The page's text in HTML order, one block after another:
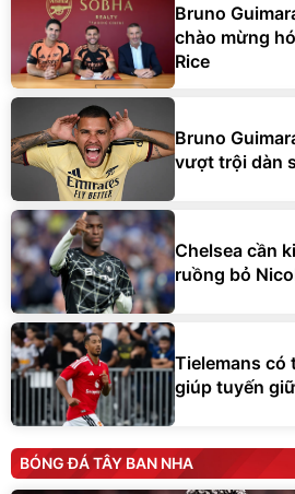
Bruno
chào mừng
Rice
Bruno
vượt trội dàn
Chelsea cần
ruồng bỏ
Tielemans có
giúp tuyến
BÓNG ĐÁ TÂY BAN NHA